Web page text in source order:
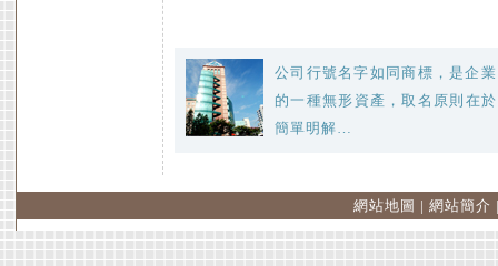
公司行號名字如同商標，是企業
的一種無形資產，取名原則在於
簡單明解…
網站地圖 | 網站簡介